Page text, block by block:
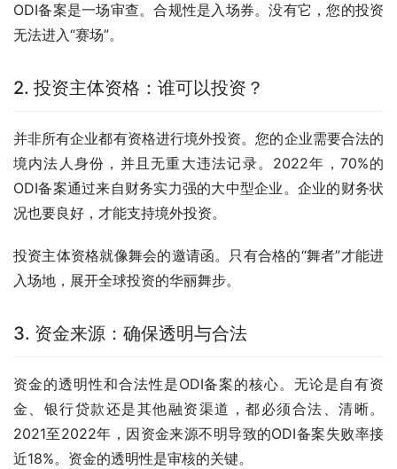
ODI备案是一场审查。合规性是入场券。没有它，您的投资
无法进入“赛场”。
2. 投资主体资格：谁可以投资？
并非所有企业都有资格进行境外投资。您的企业需要合法的
境内法人身份，并且无重大违法记录。2022年，70%的
ODI备案通过来自财务实力强的大中型企业。企业的财务状
况也要良好，才能支持境外投资。
投资主体资格就像舞会的邀请函。只有合格的“舞者”才能进
入场地，展开全球投资的华丽舞步。
3. 资金来源：确保透明与合法
资金的透明性和合法性是ODI备案的核心。无论是自有资
金、银行贷款还是其他融资渠道，都必须合法、清晰。
2021至2022年，因资金来源不明导致的ODI备案失败率接
近18%。资金的透明性是审核的关键。